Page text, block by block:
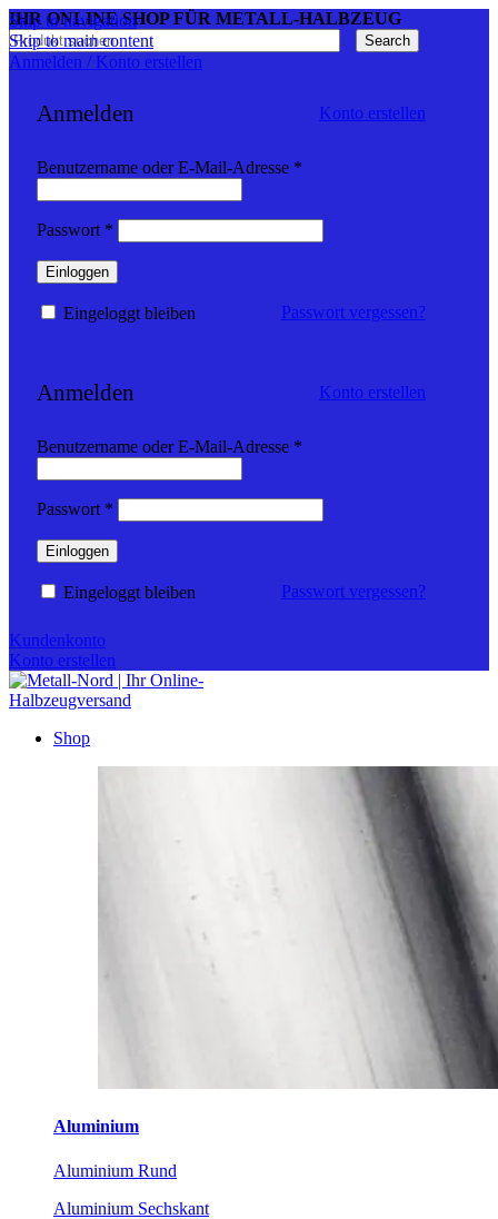
Skip to navigation
Skip to main content
IHR ONLINE SHOP FÜR METALL-HALBZEUG
Search
Anmelden / Konto erstellen
Anmelden Konto erstellen
Benutzername oder E-Mail-Adresse *
Passwort *
Einloggen
Passwort vergessen?
Eingeloggt bleiben
Anmelden Konto erstellen
Benutzername oder E-Mail-Adresse *
Passwort *
Einloggen
Passwort vergessen?
Eingeloggt bleiben
Kundenkonto
Konto erstellen
Shop
Aluminium
Aluminium Rund
Aluminium Sechskant